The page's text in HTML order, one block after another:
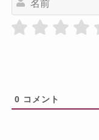
0 コメント